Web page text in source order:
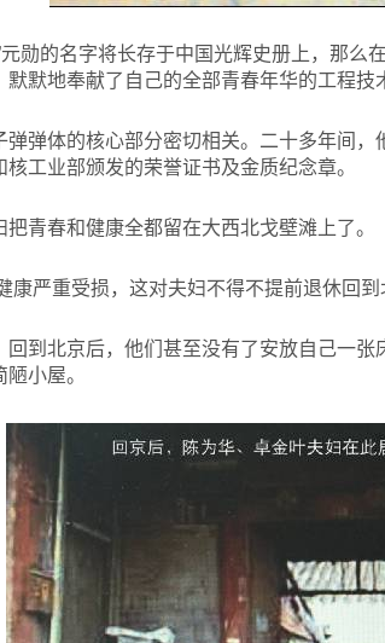
元勋的名字将长存于中国光辉史册上，那
默地奉献了自己的全部青春年华的工程技
弹弹体的核心部分密切相关。二十多年间
工业部颁发的荣誉证书及金质纪念章。
把青春和健康全都留在大西北戈壁滩上了。
康严重受损，这对夫妇不得不提前退休回到
回到北京后，他们甚至没有了安放自己一
小屋。